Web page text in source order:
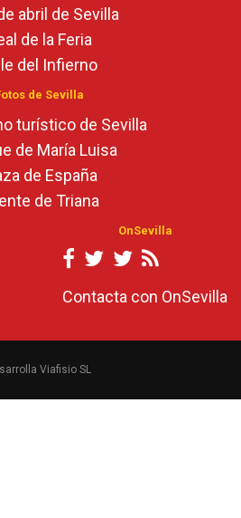
abril de Sevilla
de la Feria
del Infierno
de Sevilla
turístico de Sevilla
de María Luisa
de España
de Triana
OnSevilla
Contacta con OnSevilla
Viafisio SL